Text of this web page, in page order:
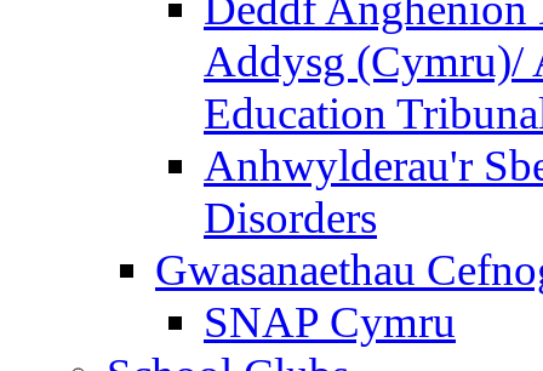
Addysg (Cymru)/
Education
Anhwylderau'r
Disorders
Gwasanaethau
SNAP Cymru